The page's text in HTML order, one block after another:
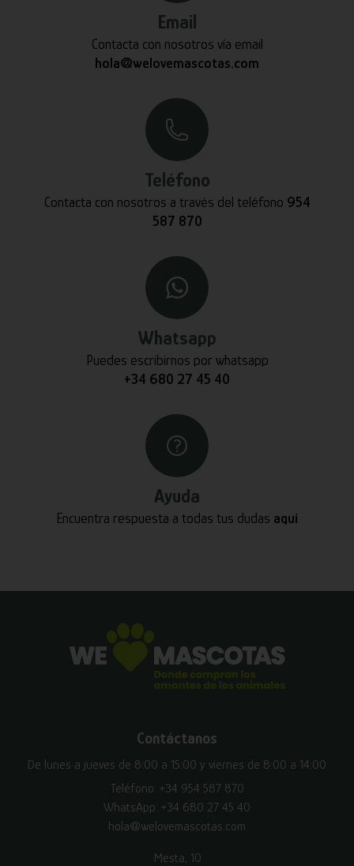
Email
Contacta con nosotros vía email
hola@welovemascotas.com
Teléfono
Contacta con nosotros a través del teléfono 954
587 870
Whatsapp
Puedes escribirnos por whatsapp
+34 680 27 45 40
Ayuda
Encuentra respuesta a todas tus dudas aquí
Contáctanos
De lunes a jueves de 8:00 a 15:00 y viernes de 8:00 a 14:00
Teléfono: +34 954 587 870
WhatsApp: +34 680 27 45 40
hola@welovemascotas.com
Mesta, 10